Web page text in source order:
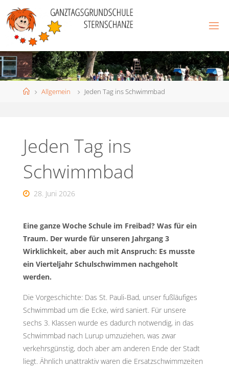
content
HomeAllgemein Jeden Tag ins Schwimmbad
Jeden Tag ins
Schwimmbad
28. Juni 2026
Eine ganze Woche Schule im Freibad? Was für ein
Traum. Der wurde für unseren Jahrgang 3
Wirklichkeit, aber auch mit Anspruch: Es musste
ein Vierteljahr Schulschwimmen nachgeholt
werden.
Die Vorgeschichte: Das St. Pauli-Bad, unser fußläufiges
Schwimmbad um die Ecke, wird saniert. Für unsere
sechs 3. Klassen wurde es dadurch notwendig, in das
Schwimmbad nach Lurup umzuziehen, was zwar
verkehrsgünstig, doch aber am anderen Ende der Stadt
liegt. Ähnlich unattraktiv waren die Ersatzschwimmzeiten